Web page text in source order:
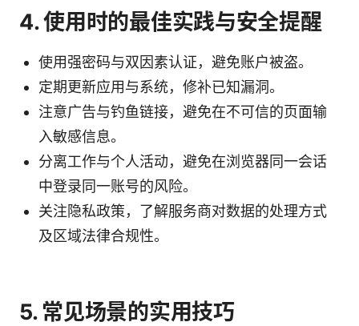
4. 使用时的最佳实践与安全提醒
使用强密码与双因素认证，避免账户被盗。
定期更新应用与系统，修补已知漏洞。
注意广告与钓鱼链接，避免在不可信的页面输
入敏感信息。
分离工作与个人活动，避免在浏览器同一会话
中登录同一账号的风险。
关注隐私政策，了解服务商对数据的处理方式
及区域法律合规性。
5. 常见场景的实用技巧